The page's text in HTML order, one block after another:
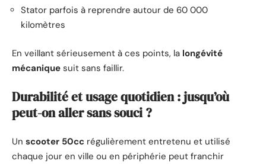
Stator parfois à reprendre autour de 60 000
kilomètres
En veillant sérieusement à ces points, la longévité
mécanique suit sans faillir.
Durabilité et usage quotidien : jusqu’où
peut-on aller sans souci ?
Un scooter 50cc régulièrement entretenu et utilisé
chaque jour en ville ou en périphérie peut franchir